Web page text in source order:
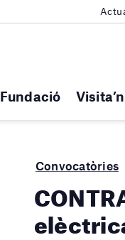
Fundació
Convocatòries